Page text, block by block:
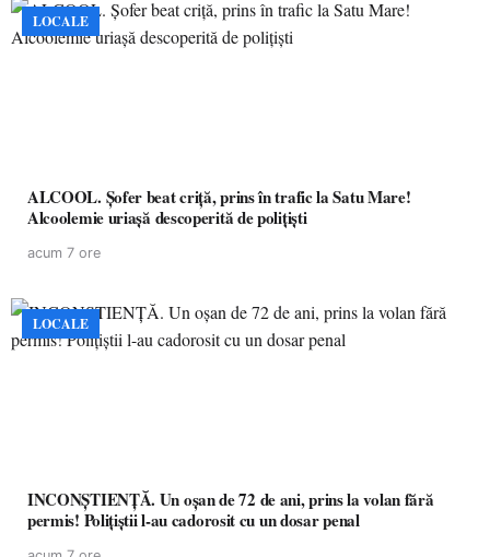
LOCALE
ALCOOL. Șofer beat criță, prins în trafic la Satu Mare!
Alcoolemie uriașă descoperită de polițiști
acum 7 ore
LOCALE
INCONȘTIENȚĂ. Un oșan de 72 de ani, prins la volan fără
permis! Polițiștii l-au cadorosit cu un dosar penal